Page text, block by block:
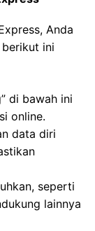
Anda
ini
di bawah ini
online.
data diri
seperti
lainnya